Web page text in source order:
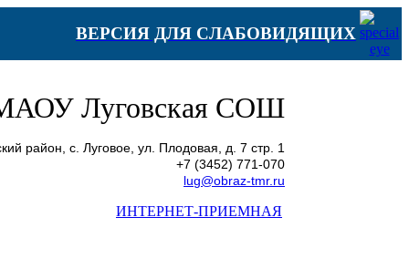
ВЕРСИЯ ДЛЯ СЛАБОВИДЯЩИХ
Луговская СОШ
район, с. Луговое, ул. Плодовая, д. 7 стр. 1
+7 (3452) 771-070
lug@obraz-tmr.ru
ИНТЕРНЕТ-ПРИЕМНАЯ